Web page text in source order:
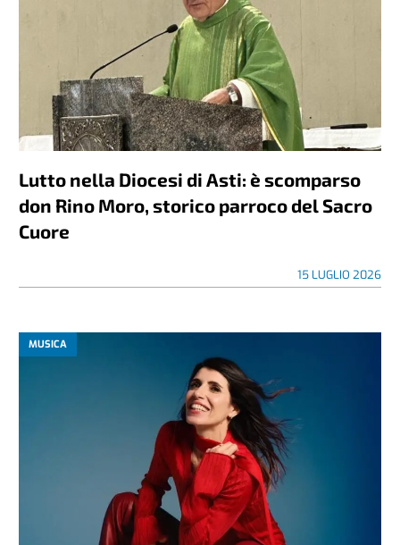
Lutto nella Diocesi di Asti: è scomparso
don Rino Moro, storico parroco del Sacro
Cuore
15 LUGLIO 2026
MUSICA